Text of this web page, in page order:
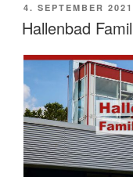
VERÖFFENTLICHT
AM
4. SEPTEMBER 2021
Hallenbad